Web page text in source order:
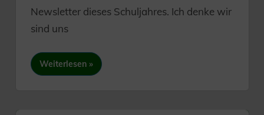
Newsletter dieses Schuljahres. Ich denke wir
sind uns
Weiterlesen